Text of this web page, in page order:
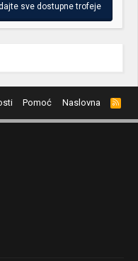
sve dostupne trofeje
Pomoć Naslovna
R
S
S